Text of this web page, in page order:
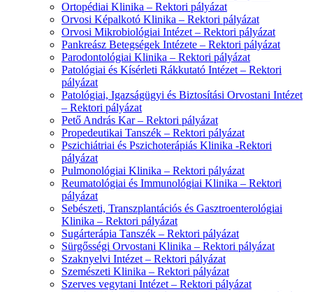
Ortopédiai Klinika – Rektori pályázat
Orvosi Képalkotó Klinika – Rektori pályázat
Orvosi Mikrobiológiai Intézet – Rektori pályázat
Pankreász Betegségek Intézete – Rektori pályázat
Parodontológiai Klinika – Rektori pályázat
Patológiai és Kísérleti Rákkutató Intézet – Rektori
pályázat
Patológiai, Igazságügyi és Biztosítási Orvostani Intézet
– Rektori pályázat
Pető András Kar – Rektori pályázat
Propedeutikai Tanszék – Rektori pályázat
Pszichiátriai és Pszichoterápiás Klinika -Rektori
pályázat
Pulmonológiai Klinika – Rektori pályázat
Reumatológiai és Immunológiai Klinika – Rektori
pályázat
Sebészeti, Transzplantációs és Gasztroenterológiai
Klinika – Rektori pályázat
Sugárterápia Tanszék – Rektori pályázat
Sürgősségi Orvostani Klinika – Rektori pályázat
Szaknyelvi Intézet – Rektori pályázat
Szemészeti Klinika – Rektori pályázat
Szerves vegytani Intézet – Rektori pályázat